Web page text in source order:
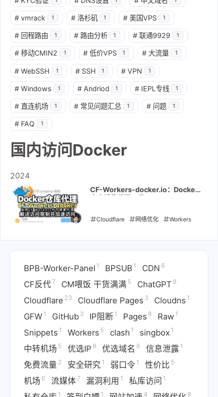
# vmrack 1 # 洛杉矶 1 # 美国VPS 1
# 回程路由 1 # 路由分析 1 # 联通9929 1
# 移动CMIN2 1 # 低价VPS 1 # 大流量 1
# WebSSH 1 # SSH 1 # VPN 1
# Windows 1 # Andriod 1 # IEPL专线 1
# 直连机场 1 # 常见问题汇总 1 # 问题 1
# FAQ 1
国内访问Docker
2024
CF-Workers-docker.io：Docker
Cloudflare 网络优化 Workers
镜像代理 镜像加速 国内访问
Docker
2024-06-11
BPB-Worker-Panel 1 BPSUB 1 CDN 6
CF反代7 CM喂饭 干货满满 5 ChatGPT 8
Cloudflare 23 Cloudflare Pages 3 Cloudns 1
GFW 1 GitHub 3 IP阻断 1 Pages 8 Raw 1
Snippets 1 Workers 5 clash 1 singbox 1
中转机场 5 优选IP 8 优选域名 6 信息泄露 1
免费流量 2 安全研究 1 弱口令 1 性价比 5
机场 6 流媒体 7 漏洞利用 1 私库访问 1
1 1 4 8